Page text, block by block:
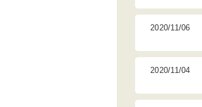
2020/11/06
2020/11/04